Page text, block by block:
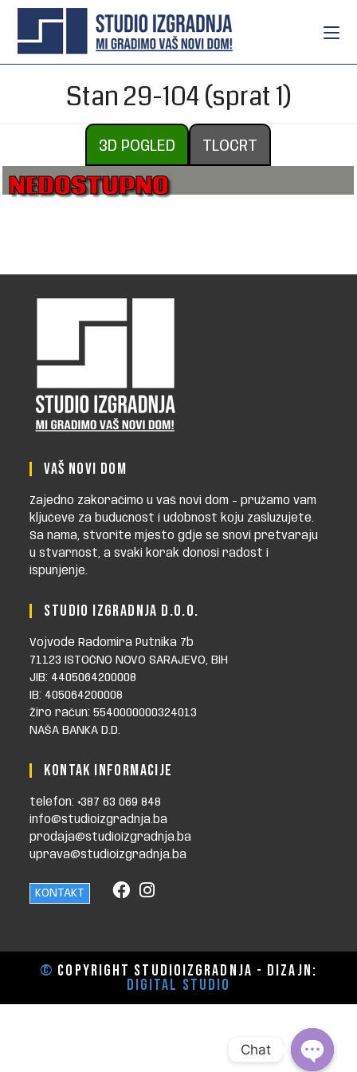
Stan 29-104 (sprat 1)
3D POGLED TLOCRT
NEDOSTUPNO
VAŠ NOVI DOM
Zajedno zakoračimo u vaš novi dom - pružamo vam
ključeve za budućnost i udobnost koju zaslužujete.
Sa nama, stvorite mjesto gdje se snovi pretvaraju
u stvarnost, a svaki korak donosi radost i
ispunjenje.
STUDIO IZGRADNJA D.O.O.
Vojvode Radomira Putnika 7b
71123 ISTOČNO NOVO SARAJEVO, BiH
JIB: 4405064200008
IB: 405064200008
Žiro račun: 5540000000324013
NAŠA BANKA D.D.
KONTAK INFORMACIJE
telefon: +387 63 069 848
info@studioizgradnja.ba
prodaja@studioizgradnja.ba
uprava@studioizgradnja.ba
KONTAKT
© Copyright STUDIOIZGRADNJA - dizajn:
Digital Studio
Chat